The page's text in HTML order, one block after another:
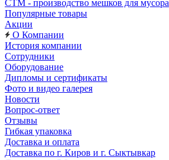
СТМ - производство мешков для мусора
Популярные товары
Акции
О Компании
История компании
Сотрудники
Оборудование
Дипломы и сертификаты
Фото и видео галерея
Новости
Вопрос-ответ
Отзывы
Гибкая упаковка
Доставка и оплата
Доставка по г. Киров и г. Сыктывкар